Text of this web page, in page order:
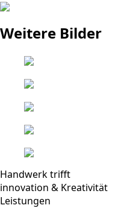
Weitere Bilder
Handwerk trifft
innovation & Kreativität
Leistungen